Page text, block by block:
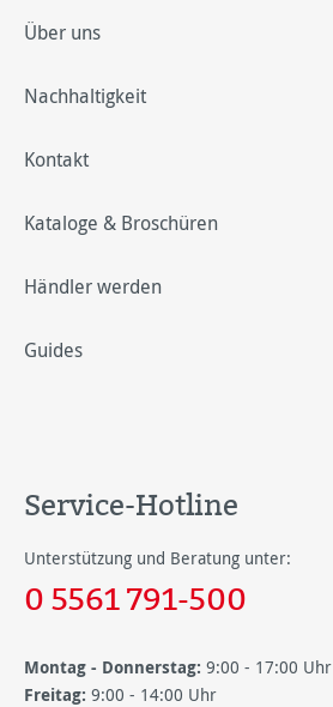
Über uns
Nachhaltigkeit
Kontakt
Kataloge & Broschüren
Händler werden
Guides
Service-Hotline
Unterstützung und Beratung unter:
0 5561 791-500
Montag - Donnerstag: 9:00 - 17:00 Uhr
Freitag: 9:00 - 14:00 Uhr